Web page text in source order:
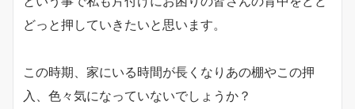
どっと押していきたいと思います。
この時期、家にいる時間が長くなりあの棚やこの押
入、色々気になっていないでしょうか？